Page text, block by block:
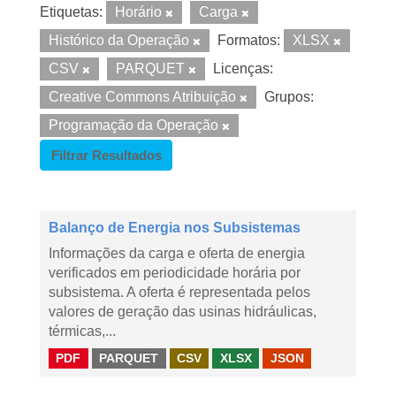
Etiquetas: Horário
Carga
Histórico da Operação
Formatos:
XLSX
CSV
PARQUET
Licenças:
Creative Commons Atribuição
Grupos:
Programação da Operação
Filtrar Resultados
Balanço de Energia nos Subsistemas
Informações da carga e oferta de energia
verificados em periodicidade horária por
subsistema. A oferta é representada pelos
valores de geração das usinas hidráulicas,
térmicas,...
PDF PARQUET CSV XLSX JSON